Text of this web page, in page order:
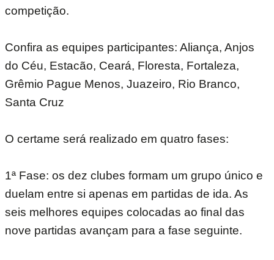
competição.
Confira as equipes participantes: Aliança, Anjos
do Céu, Estacão, Ceará, Floresta, Fortaleza,
Grêmio Pague Menos, Juazeiro, Rio Branco,
Santa Cruz
O certame será realizado em quatro fases:
1ª Fase: os dez clubes formam um grupo único e
duelam entre si apenas em partidas de ida. As
seis melhores equipes colocadas ao final das
nove partidas avançam para a fase seguinte.